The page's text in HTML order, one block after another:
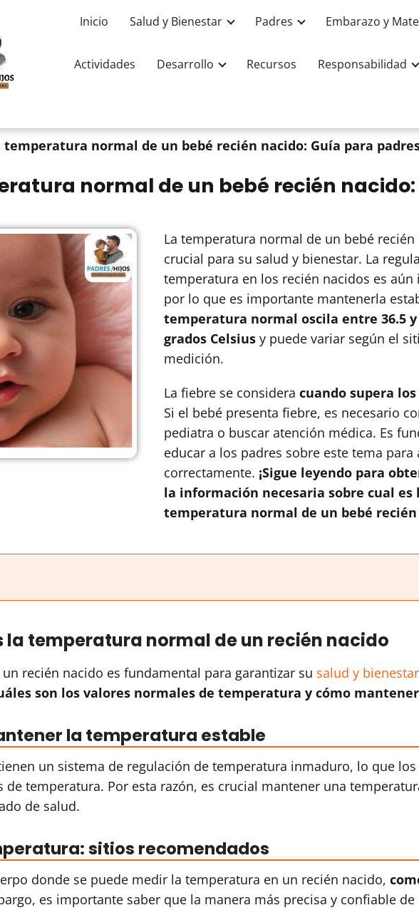
Inicio Salud y Bienestar Padres Embarazo y
Actividades Desarrollo Recursos Responsabilidad
temperatura normal de un bebé recién nacido: Guía para
normal de un bebé recién nacido:
La temperatura normal de un bebé recién
crucial para su salud y bienestar. La
temperatura en los recién nacidos es aún
por lo que es importante mantenerla
temperatura normal oscila entre 36.5 y
grados Celsius y puede variar según el
medición.
La fiebre se consideracuando supera los
Si el bebé presenta fiebre, es necesario
pediatra o buscar atención médica. Es
educar a los padres sobre este tema para
correctamente. ¡Sigue leyendo para
la información necesaria sobre cual es
temperatura normal de un bebé recién
la temperatura normal de un recién nacido
recién nacido es fundamental para garantizar su salud y bienestar
son los valores normales de temperatura y cómo
la temperatura estable
un sistema de regulación de temperatura inmaduro, lo que los
de temperatura. Por esta razón, es crucial mantener una
de salud.
sitios recomendados
donde se puede medir la temperatura en un recién nacido,
es importante saber que la manera más precisa y confiable